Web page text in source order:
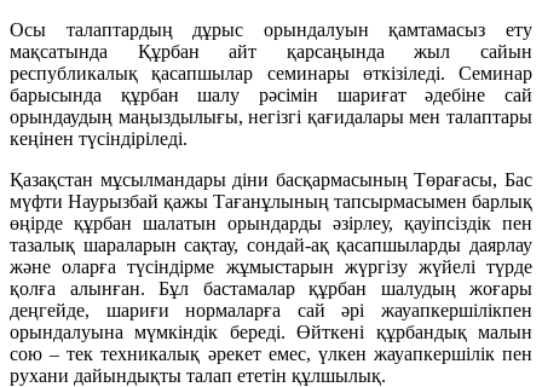
Осы талаптардың дұрыс орындалуын қамтамасыз ету
мақсатында Құрбан айт қарсаңында жыл сайын
республикалық қасапшылар семинары өткізіледі. Семинар
барысында құрбан шалу рәсімін шариғат әдебіне сай
орындаудың маңыздылығы, негізгі қағидалары мен талаптары
кеңінен түсіндіріледі.
Қазақстан мұсылмандары діни басқармасының Төрағасы, Бас
мүфти Наурызбай қажы Тағанұлының тапсырмасымен барлық
өңірде құрбан шалатын орындарды әзірлеу, қауіпсіздік пен
тазалық шараларын сақтау, сондай-ақ қасапшыларды даярлау
және оларға түсіндірме жұмыстарын жүргізу жүйелі түрде
қолға алынған. Бұл бастамалар құрбан шалудың жоғары
деңгейде, шариғи нормаларға сай әрі жауапкершілікпен
орындалуына мүмкіндік береді. Өйткені құрбандық малын
сою – тек техникалық әрекет емес, үлкен жауапкершілік пен
рухани дайындықты талап ететін құлшылық.